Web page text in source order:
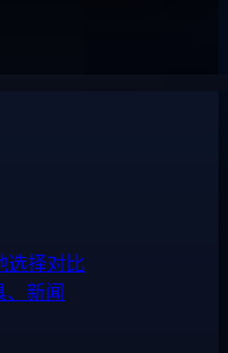
选择对比
、新闻